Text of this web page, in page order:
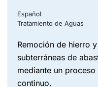
Español
Tratamiento de Aguas
remoción de hierro y manganeso en fuentes
subterráneas de
mediante un
continuo.